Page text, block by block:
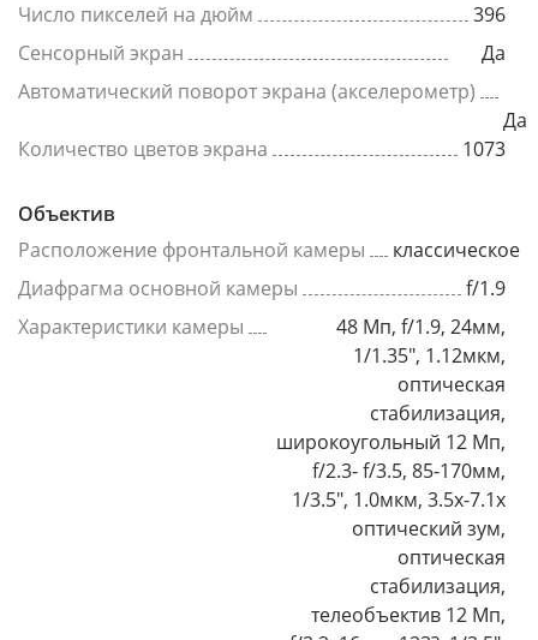
Число пикселей на дюйм
396
Сенсорный экран
Да
Автоматический поворот экрана (акселерометр)
Да
Количество цветов экрана
1073
Объектив
Расположение фронтальной камеры
классическое
Диафрагма основной камеры
f/1.9
Характеристики камеры
48 Мп, f/1.9, 24мм,
1/1.35", 1.12мкм,
оптическая
стабилизация,
широкоугольный 12 Мп,
f/2.3- f/3.5, 85-170мм,
1/3.5", 1.0мкм, 3.5x-7.1x
оптический зум,
оптическая
стабилизация,
телеобъектив 12 Мп,